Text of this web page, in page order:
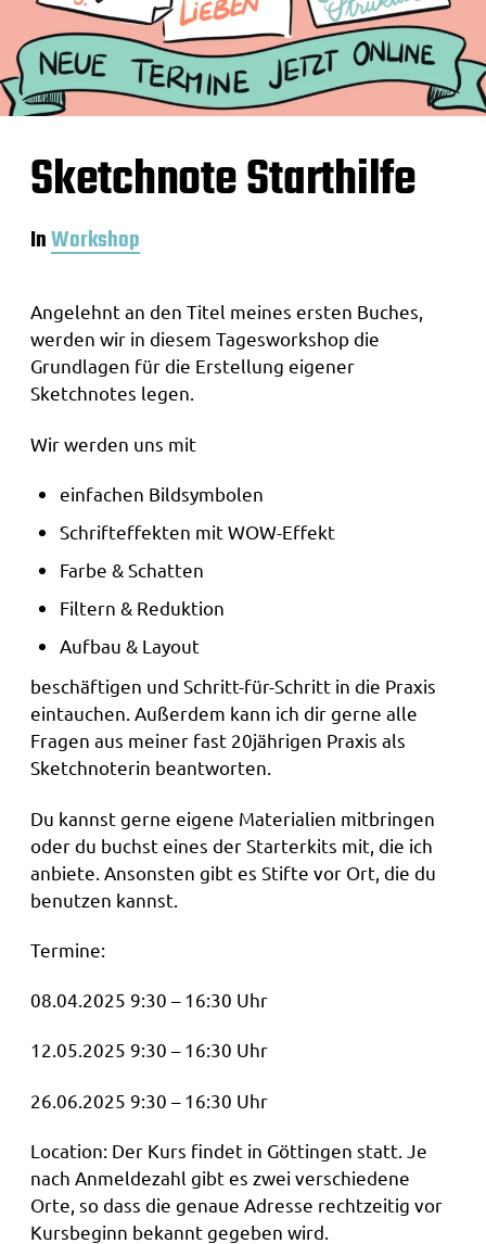
Sketchnote Starthilfe
InWorkshop
Angelehnt an den Titel meines ersten Buches,
werden wir in diesem Tagesworkshop die
Grundlagen für die Erstellung eigener
Sketchnotes legen.
Wir werden uns mit
einfachen Bildsymbolen
Schrifteffekten mit WOW-Effekt
Farbe & Schatten
Filtern & Reduktion
Aufbau & Layout
beschäftigen und Schritt-für-Schritt in die Praxis
eintauchen. Außerdem kann ich dir gerne alle
Fragen aus meiner fast 20jährigen Praxis als
Sketchnoterin beantworten.
Du kannst gerne eigene Materialien mitbringen
oder du buchst eines der Starterkits mit, die ich
anbiete. Ansonsten gibt es Stifte vor Ort, die du
benutzen kannst.
Termine:
08.04.2025 9:30 – 16:30 Uhr
12.05.2025 9:30 – 16:30 Uhr
26.06.2025 9:30 – 16:30 Uhr
Location: Der Kurs findet in Göttingen statt. Je
nach Anmeldezahl gibt es zwei verschiedene
Orte, so dass die genaue Adresse rechtzeitig vor
Kursbeginn bekannt gegeben wird.